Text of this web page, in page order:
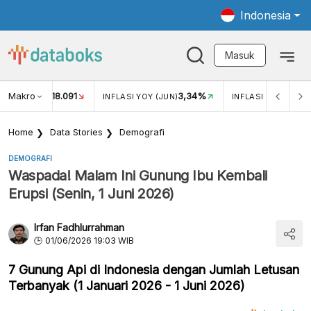
Indonesia
Masuk
Makro
USD/IDR 18.091 INFLASI YOY (JUN)3,34% INFLASI MOM (JUN)
Home Data Stories Demografi
DEMOGRAFI
Waspada! Malam Ini Gunung Ibu Kembali
Erupsi (Senin, 1 Juni 2026)
Irfan Fadhlurrahman
01/06/2026 19:03 WIB
7 Gunung Api di Indonesia dengan Jumlah Letusan
Terbanyak (1 Januari 2026 - 1 Juni 2026)